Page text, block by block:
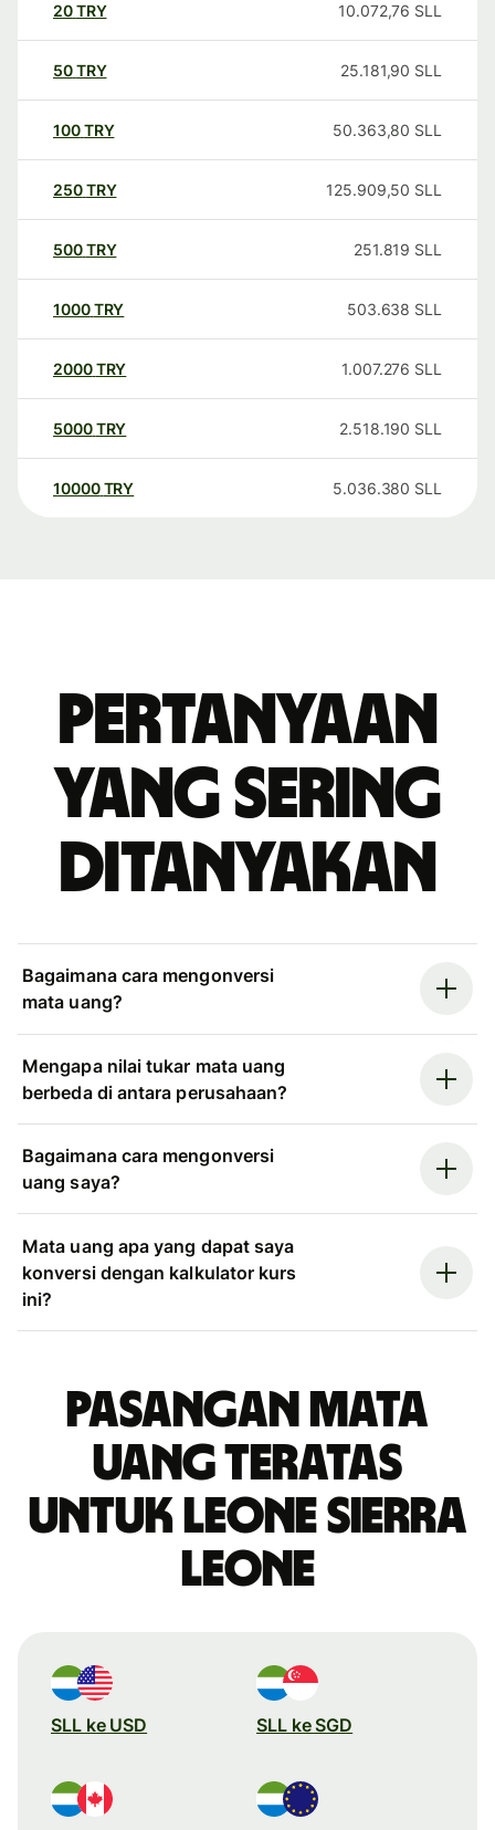
20TRY 10.072,76 SLL
50TRY 25.181,90 SLL
100TRY 50.363,80 SLL
250TRY 125.909,50 SLL
500TRY 251.819 SLL
1000TRY 503.638 SLL
2000TRY 1.007.276 SLL
5000TRY 2.518.190 SLL
10000 TRY 5.036.380 SLL
Pertanyaan
yang sering
ditanyakan
Bagaimana cara mengonversi
mata uang?
Mengapa nilai tukar mata uang
berbeda di antara perusahaan?
Bagaimana cara mengonversi
uang saya?
Mata uang apa yang dapat saya
konversi dengan kalkulator kurs
ini?
Pasangan mata
uang teratas
untuk leone Sierra
Leone
SLL ke USD SLL ke SGD